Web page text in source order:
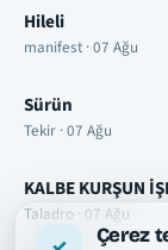
Çerez
Hileli
manifest · 07 Ağu
Sürün
Tekir · 07 Ağu
KALBE KURŞUN
Taladro · 07 Ağu